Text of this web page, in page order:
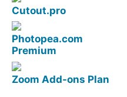
Cutout.pro
Photopea.com
Premium
Zoom Add-ons Plan